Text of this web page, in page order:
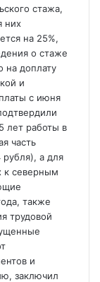
стажа,
них
на 25%,
о стаже
на доплату
и
с июня
лет работы в
часть
рубля), а для
к северным
также
трудовой
и
заключил